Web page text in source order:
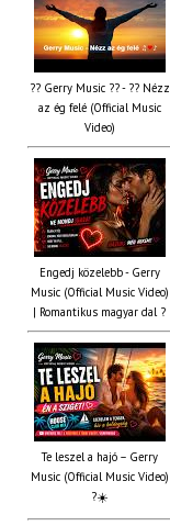
?? Gerry Music ?? - ?? Nézz
az ég felé (Official Music
Video)
Engedj közelebb - Gerry
Music (Official Music Video)
| Romantikus magyar dal ?
Te leszel a hajó – Gerry
Music (Official Music Video)
?☀️